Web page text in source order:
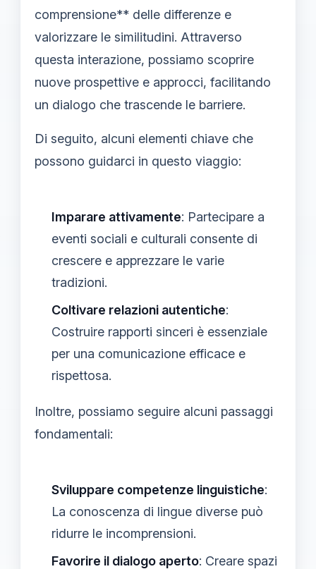
comprensione** delle differenze e
valorizzare le similitudini. Attraverso
questa interazione, possiamo scoprire
nuove prospettive e approcci, facilitando
un dialogo che trascende le barriere.
Di seguito, alcuni elementi chiave che
possono guidarci in questo viaggio:
Imparare attivamente: Partecipare a
eventi sociali e culturali consente di
crescere e apprezzare le varie
tradizioni.
Coltivare relazioni autentiche:
Costruire rapporti sinceri è essenziale
per una comunicazione efficace e
rispettosa.
Inoltre, possiamo seguire alcuni passaggi
fondamentali:
Sviluppare competenze linguistiche:
La conoscenza di lingue diverse può
ridurre le incomprensioni.
Favorire il dialogo aperto: Creare spazi